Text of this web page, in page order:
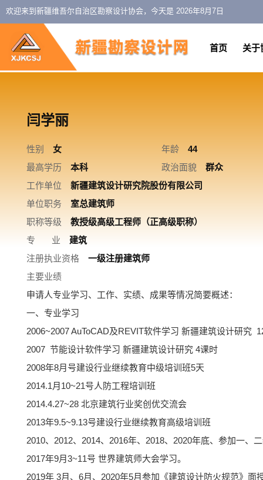
欢迎来到新疆维吾尔自治区勘察设计协会，今天是 2026年8月7日
首页 关于
闫学丽
性别 女 年龄
44
最高学历
本科 政治面貌
群众
工作单位
新疆建筑设计研究院股份有限公司
单位职务
室总建筑师
职称等级
教授级高级工程师（正高级职称）
专 业
建筑
注册执业资格
一级注册建筑师
主要业绩
申请人专业学习、工作、实绩
一、专业学习
2006~2007 AuToCAD及REVIT软件学习 新疆建筑设计研究
2007 节能设计软件学习 新疆建筑设计研究 4课时
2008年8月号建设行业继续教育中级培训班5天
2014.1月10~21号人防工程培训班
2014.4.27~28 北京建筑行业奖创优交流会
2013年9.5~9.13号建设行业继续教育高级培训班
2010、2012、2014、2016年、2018、2020年底、参加一、
2017年9月3~11号 世界建筑师大会学习。
2019年 3月、6月、2020年5月参加《建筑设计防火规范》面